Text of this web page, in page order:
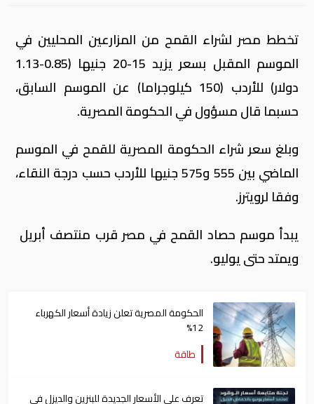
تخطط مصر لشراء القمح من المزارعين المحليين في
الموسم المقبل بسعر يزيد 15-20 جنيها (0.85-1.13
دولار) للأردب (150 كيلوجراما) عن الموسم السابق،
حسبما قال مسؤول في الحكومة المصرية.
وبلغ سعر شراء الحكومة المصرية للقمح في الموسم
الماضي بين 555 و575 جنيها للأردب حسب درجة النقاء،
وفقا لرويترز.
يبدأ موسم حصاد القمح في مصر قرب منتصف أبريل
ويمتد حتى يوليو.
الحكومة المصرية تعلن زيادة أسعار الكهرباء
12%
طاقة
تعرف على الأسعار الجديدة للبنزين والديزل في